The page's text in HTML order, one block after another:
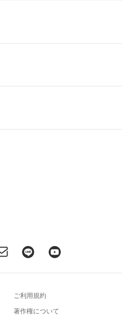
ご利用規約
著作権について